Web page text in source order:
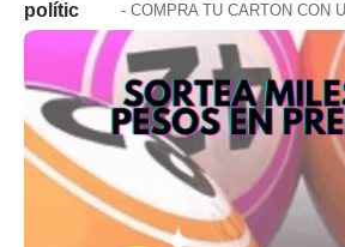
- COMPRA TU CARTON CON